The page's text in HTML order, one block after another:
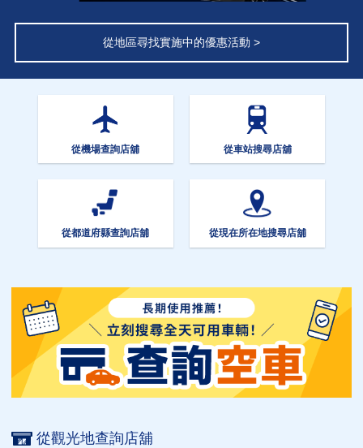
從地區尋找實施中的優惠活動 >
從機場查詢店舖 從車站搜尋店舖
從都道府縣查詢店舖 從現在所在地搜尋店舖
從觀光地查詢店舖